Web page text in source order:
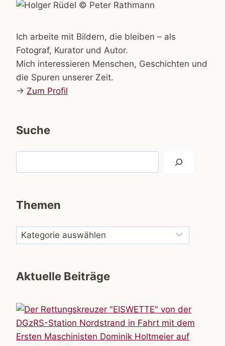
Ich arbeite mit Bildern, die bleiben – als
Fotograf, Kurator und Autor.
Mich interessieren Menschen, Geschichten und
die Spuren unserer Zeit.
→ Zum Profil
Suche
Themen
Aktuelle Beiträge